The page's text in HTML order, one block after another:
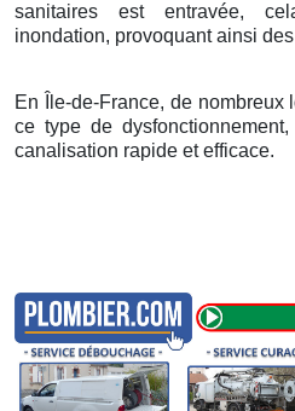
sanitaires est entravée,
inondation, provoquant ainsi
En Île-de-France, de nombreux
ce type de
canalisation rapide et efficace.